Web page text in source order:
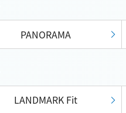
PANORAMA
LANDMARK Fit